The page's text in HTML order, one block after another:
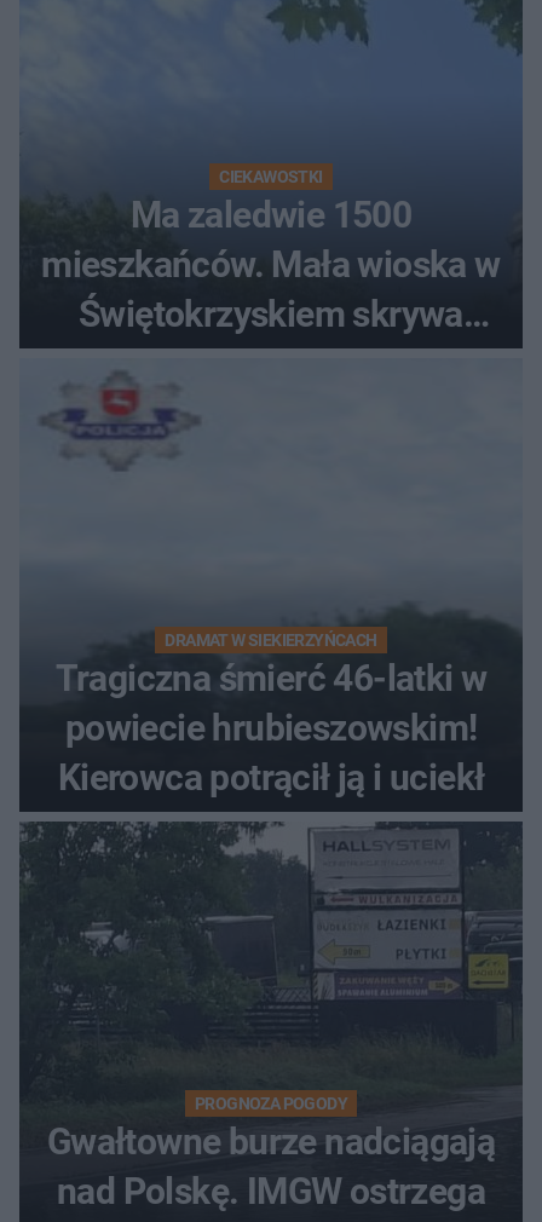
CIEKAWOSTKI
Ma zaledwie 1500
mieszkańców. Mała wioska w
Świętokrzyskiem skrywa
zabytki, bywał tu nawet król
DRAMAT W SIEKIERZYŃCACH
Tragiczna śmierć 46-latki w
powiecie hrubieszowskim!
Kierowca potrącił ją i uciekł
PROGNOZA POGODY
Gwałtowne burze nadciągają
nad Polskę. IMGW ostrzega